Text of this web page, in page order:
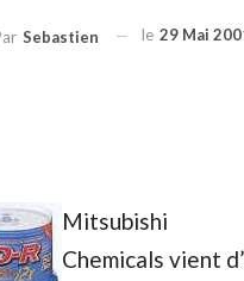
Sebastien le 29 Mai
Mitsubishi
Chemicals vient